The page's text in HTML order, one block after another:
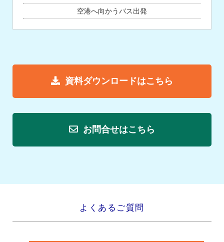
空港へ向かうバス出発
資料ダウンロードはこちら
お問合せはこちら
よくあるご質問